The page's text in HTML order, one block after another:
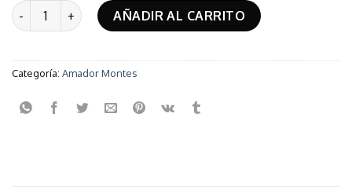
Jarrón I (Bicolor) cantidadAÑADIR AL CARRITO
Categoría: Amador Montes